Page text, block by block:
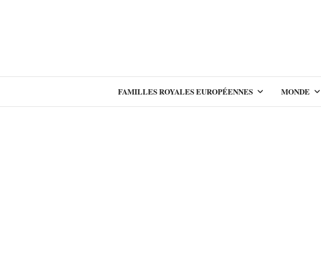
FAMILLES ROYALES EUROPÉENNES MONDE